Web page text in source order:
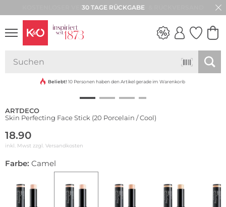
30 TAGE RÜCKGABE
VIBES
Beliebt! 10 Personen haben den Artikel gerade im Warenkorb
ARTDECO
Skin Perfecting Face Stick (20 Porcelain / Cool)
18.90
inkl. Mwst zzgl. Versandkosten
Farbe: Camel